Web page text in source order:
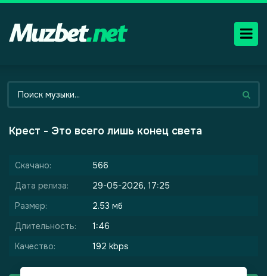
Крест - Это всего лишь конец света
Скачано:
566
Дата релиза:
29-05-2026, 17:25
Размер:
2.53 мб
Длительность:
1:46
Качество:
192 kbps